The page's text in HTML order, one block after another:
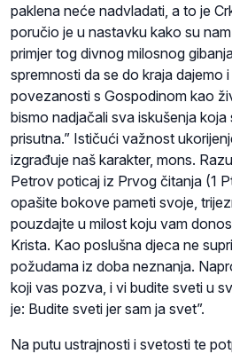
paklena neće nadvladati, a to je
poručio je u nastavku kako su
primjer tog divnog milosnog
spremnosti da se do kraja dajemo
povezanosti s Gospodinom kao
bismo nadjačali sva iskušenja
prisutna.” Ističući važnost
izgrađuje naš karakter, mons.
Petrov poticaj iz Prvog čitanja (1
opašite bokove pameti svoje,
pouzdajte u milost koju vam
Krista. Kao poslušna djeca ne
požudama iz doba neznanja.
koji vas pozva, i vi budite sveti u
je: Budite sveti jer sam ja svet”.
Na putu ustrajnosti i svetosti te